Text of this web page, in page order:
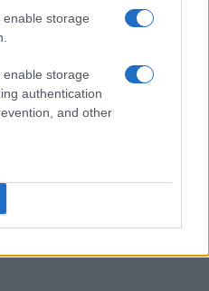
storage
storage
authentication
and other